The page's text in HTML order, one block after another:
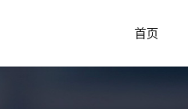
首页